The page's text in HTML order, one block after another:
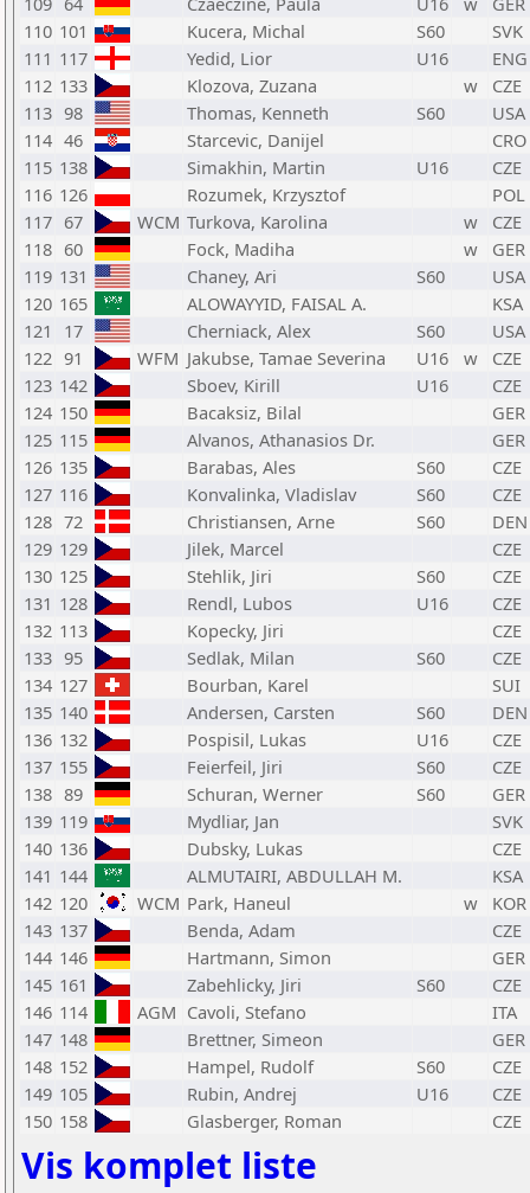
110 101 Kucera, Michal S60
SVK
111 117 Yedid, Lior U16
ENG
112 133 Klozova, Zuzana w
CZE
113 98 Thomas, Kenneth S60
USA
114 46 Starcevic, Danijel
CRO
115 138 Simakhin, Martin U16
CZE
116 126 Rozumek, Krzysztof
POL
117 67 WCM Turkova, Karolina w
CZE
118 60 Fock, Madiha w
GER
119 131 Chaney, Ari S60
USA
120 165 ALOWAYYID, FAISAL A.
KSA
121
17 Cherniack, Alex S60
USA
122 91 WFM Jakubse, Tamae Severina U16 w
CZE
123 142 Sboev, Kirill U16
CZE
124 150 Bacaksiz, Bilal
GER
125 115 Alvanos, Athanasios Dr.
GER
126 135 Barabas, Ales S60
CZE
127 116 Konvalinka, Vladislav S60
CZE
128 72 Christiansen, Arne S60
DEN
129 129 Jilek, Marcel
CZE
130 125 Stehlik, Jiri S60
CZE
131 128 Rendl, Lubos U16
CZE
132 113 Kopecky, Jiri
CZE
133 95 Sedlak, Milan S60
CZE
134 127 Bourban, Karel
SUI
135 140 Andersen, Carsten S60
DEN
136 132 Pospisil, Lukas U16
CZE
137 155 Feierfeil, Jiri S60
CZE
138 89 Schuran, Werner S60
GER
139 119 Mydliar, Jan
SVK
140 136 Dubsky, Lukas
CZE
141 144 ALMUTAIRI, ABDULLAH M.
KSA
142 120 WCM Park, Haneul w
KOR
143 137 Benda, Adam
CZE
144 146 Hartmann, Simon
GER
145 161 Zabehlicky, Jiri S60
CZE
146 114 AGM Cavoli, Stefano
ITA
147 148 Brettner, Simeon
GER
148 152 Hampel, Rudolf S60
CZE
149 105 Rubin, Andrej U16
CZE
150 158 Glasberger, Roman CZE
Vis komplet liste